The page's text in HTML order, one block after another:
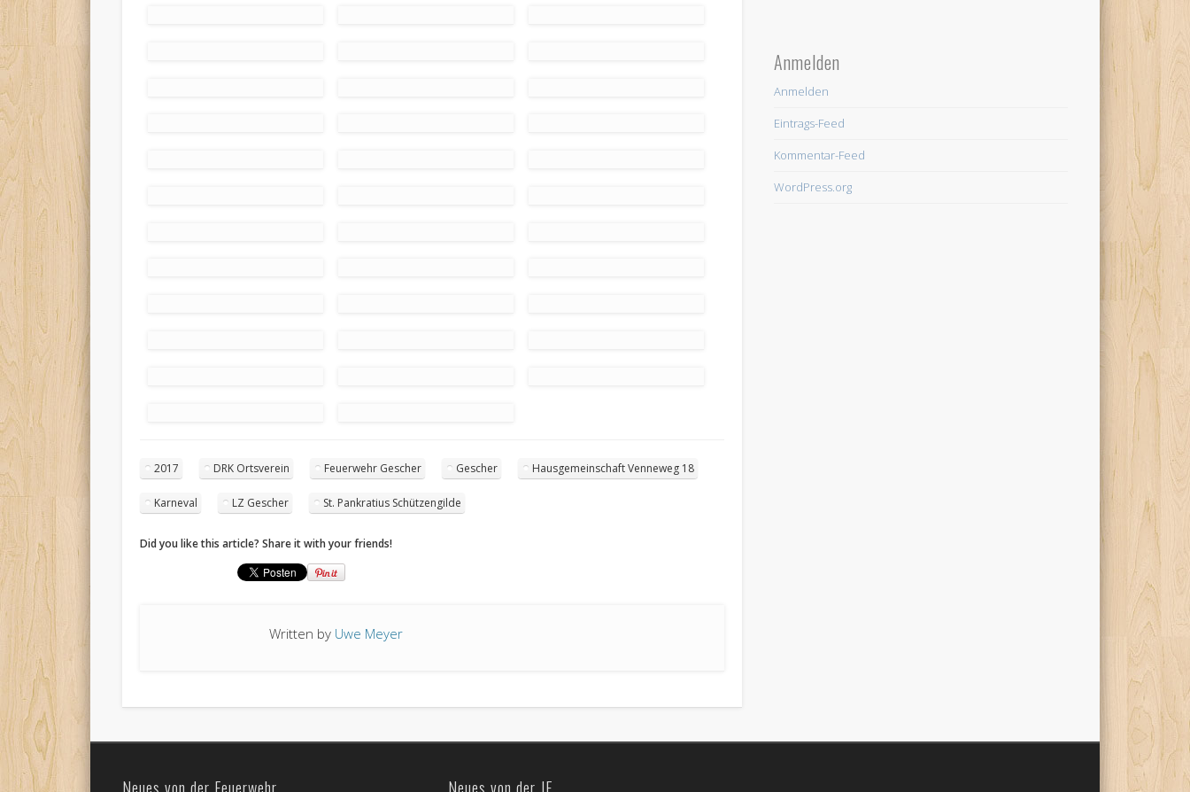
2017 DRK Ortsverein Feuerwehr Gescher Gescher Hausgemeinschaft Venneweg 18
Karneval LZ Gescher St. Pankratius Schützengilde
Did you like this article? Share it with your friends!
Written by Uwe Meyer
Anmelden
Anmelden
Eintrags-Feed
Kommentar-Feed
WordPress.org